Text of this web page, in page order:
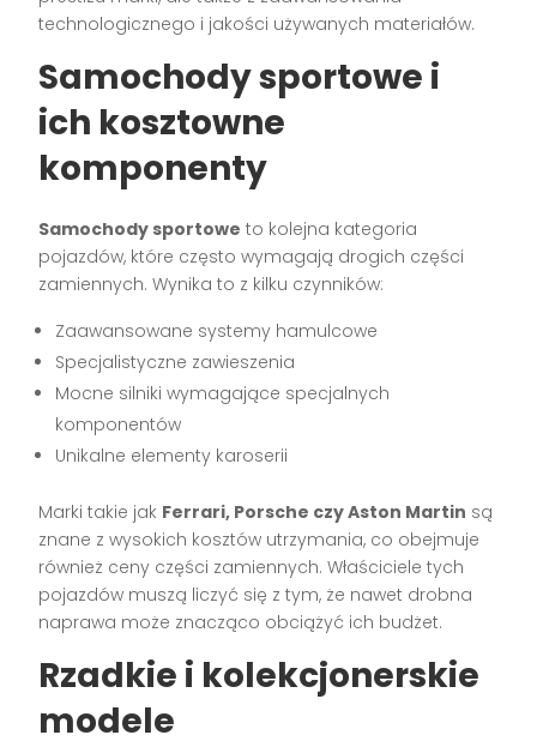
technologicznego i jakości używanych materiałów.
Samochody sportowe i
ich kosztowne
komponenty
Samochody sportowe to kolejna kategoria
pojazdów, które często wymagają drogich części
zamiennych. Wynika to z kilku czynników:
Zaawansowane systemy hamulcowe
Specjalistyczne zawieszenia
Mocne silniki wymagające specjalnych
komponentów
Unikalne elementy karoserii
Marki takie jak Ferrari, Porsche czy Aston Martin są
znane z wysokich kosztów utrzymania, co obejmuje
również ceny części zamiennych. Właściciele tych
pojazdów muszą liczyć się z tym, że nawet drobna
naprawa może znacząco obciążyć ich budżet.
Rzadkie i kolekcjonerskie
modele